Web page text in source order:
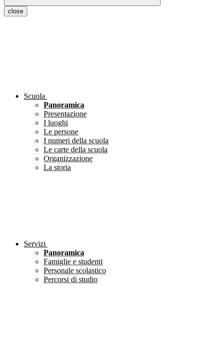
close
Scuola
Panoramica
Presentazione
I luoghi
Le persone
I numeri della scuola
Le carte della scuola
Organizzazione
La storia
Servizi
Panoramica
Famiglie e studenti
Personale scolastico
Percorsi di studio